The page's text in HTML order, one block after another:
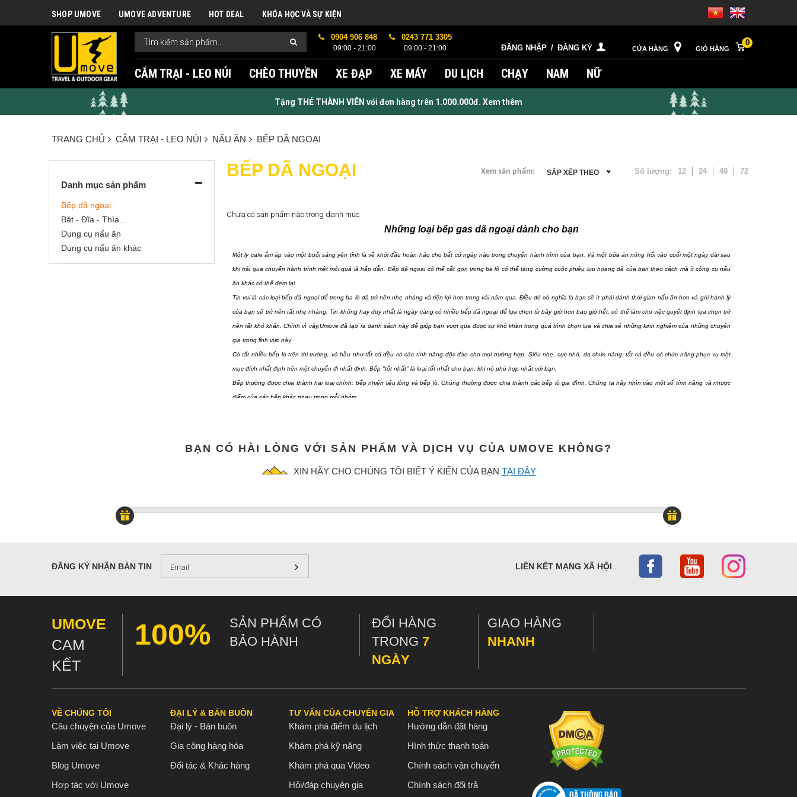
SHOP UMOVE UMOVE ADVENTURE HOT DEAL KHÓA HỌC VÀ SỰ KIỆN
0904 906 848
09:00 - 21:00
0243 771 3305
09:00 - 21:00 ĐĂNG NHẬP / ĐĂNG KÝ CỬA HÀNG GIỎ HÀNG
0
CẮM TRẠI - LEO NÚI CHÈO THUYỀN XE ĐẠP XE MÁY DU LỊCH CHẠY NAM NỮ
Tặng THẺ THÀNH VIÊN với đơn hàng trên 1.000.000đ. Xem thêm
TRANG CHỦ CẮM TRẠI - LEO NÚI NẤU ĂN BẾP DÃ NGOẠI
Danh mục sản phẩm
Bếp dã ngoại
Bát - Đĩa - Thìa...
Dụng cụ nấu ăn
Dụng cụ nấu ăn khác
BẾP DÃ NGOẠI Số lượng: 12 24 48 72
Xem sản phẩm: SẮP XẾP THEO
Chưa có sản phẩm nào trong danh mục
Những loại bếp gas dã ngoại dành cho bạn
Một ly cafe ấm áp vào một buổi sáng yên tĩnh là về khởi đầu hoàn hảo cho bất cứ ngày nào trong chuyến hành trình của bạn. Và một bữa ăn nóng hổi vào cuối một ngày dài sau
khi trải qua chuyến hành trình mệt mỏi quả là hấp dẫn. Bếp dã ngoại có thể cất gọn trong ba lô có thể tăng cường cuộc phiêu lưu hoang dã của bạn theo cách mà ít công cụ nấu
ăn khác có thể đem lại.
Tin vui là các loại bếp dã ngoại để trong ba lô đã trở nên nhẹ nhàng và tiện lợi hơn trong vài năm qua. Điều đó có nghĩa là bạn sẽ ít phải dành thời gian nấu ăn hơn và gói hành lý
của bạn sẽ trở nên rất nhẹ nhàng. Tin không hay duy nhất là ngày càng có nhiều bếp dã ngoại để lựa chọn từ bây giờ hơn bao giờ hết, có thể làm cho việc quyết định lựa chọn trở
nên rất khó khăn. Chính vì vậy,Umove đã tạo ra danh sách này để giúp bạn vượt qua được sự khó khăn trong quá trình chọn lựa và chia sẻ những kinh nghiệm của những chuyên
gia trong lĩnh vực này.
Có rất nhiều bếp lò trên thị trường, và hầu như tất cả đều có các tính năng độc đáo cho mọi trường hợp. Siêu nhẹ, cực nhỏ, đa chức năng: tất cả đều có chức năng phục vụ một
mục đích nhất định trên một chuyến đi nhất định. Bếp "tốt nhất" là loại tốt nhất cho bạn, khi nó phù hợp nhất với bạn.
Bếp thường được chia thành hai loại chính: bếp nhiên liệu lỏng và bếp lò. Chúng thường được chia thành các bếp lò gia đình. Chúng ta hãy nhìn vào một số tính năng và nhược
điểm của các bếp khác nhau trong mỗi nhóm.
bếp lò đốt nhiên liệu rắn, bếp củi…. bếp dã ngoại là một trong số những lựa chọn phổ biến nhất. Trong bài viết này, Umove sẽ thảo luận các ưu và nhược điểm của từng loại và giải
- Bếp du lịch có nhiều loại giá cả. Một số có giá rẻ và dễ dàng để mang trong chuyến du lịch một mình. Những mẫu khác có thể có giá khá cao, nhưng thường cung cấp nhiều
tiêu nhiều hơn một chút nếu bạn có kế hoạch sử dụng trong nhiều năm.
- Trọng lượng sẽ khác nhau giữa các loại bếp khác nhau. Đầu đốt năng lượng lớn có thể nặng đến vài cân chưa tính các thiết bị đi kèm, ngược lại có những loại chỉ vài
Kiểm soát sôi- Nếu bạn muốn có khả năng nấu các món ăn phức tạp hơn, chắc chắn bạn sẽ muốn có một bếp lò với khả năng kiểm soát sôi. Một số bếp ga và bếp ga lỏng có tính
Bếp nhóm- Nếu bạn định đi du lịch theo nhóm, bạn nên có ít nhất một bếp nhỏ cho hai người. Bếp nhẹ rất tiện lợi cho những trường hợp này nhưng nó không cho mọi người điều
kiện để nấu nướng riêng nếu muốn. Bếp nhóm thì ít phải chờ đợi,tiết kiệm thời gian chờ bữa tối, đặc biệt là vào cuối ngày sau chuyến đi dài. Nếu bạn có kế hoạch nấu một bữa ăn
Bếp mùa đông đưa ra một thách thức khác đối với bếp lò: làm tan tuyết cho nước uống. Điều này có nghĩa là bạn sẽ sử dụng bếp rất nhiều, do đó bạn sẽ cần thêm nhiên liệu và
sẽ nằm yên trên mặt đất. Chậu nhỏ hơn nấu trên bếp lò thẳng đứng sẽ hoạt động tốt, nhưng chúng có xu hướng ít ổn định hơn, vì vậy hãy nấu ăn cẩn thận.
- Bếp dã ngoại rất kị gió. Gió mạnh sẽ làm mất nhiệt trước khi nó tràn vào nồi, làm cho bếp của bạn ít hiệu quả hơn. Một số bếp hoạt động tốt hơn trong điều
kiện gió (bếp lò tích hợp) và một số khác thì hoạt động rất kém (bếp củi, bếp lò, bếp lò nhiên liệu rắn). Vì lý do đó nên sử dụng tấm chắn gió cho hầu hết các bếp du lịch. Một ngoại
lệ cho điều này là bếp lò vì nó có thể gây nguy hiểm cho việc đốt nóng bình xăng. ờng là khá dễ dàng để làm.
bảo an toàn chống cháy rừng khác nhau ở từng nơi, vì vậy hãy kiểm tra các quy định cụ thể trong khu vực của bạn. Trong một số khu vực cấm nghiêm ngặt, việc sử dụng lò đều bị
BẠN CÓ HÀI LÒNG VỚI SẢN PHẨM VÀ DỊCH VỤ CỦA UMOVE KHÔNG?
XIN HÃY CHO CHÚNG TÔI BIẾT Ý KIẾN CỦA BẠN TẠI ĐÂY
ĐĂNG KÝ NHẬN BẢN TIN LIÊN KẾT MẠNG XÃ HỘI
UMOVE
CAM
KẾT
100%
SẢN PHẨM CÓ
BẢO HÀNH
ĐỔI HÀNG
TRONG 7
NGÀY
GIAO HÀNG
NHANH
VỀ CHÚNG TÔI
Câu chuyện của Umove
Làm việc tại Umove
Blog Umove
Hợp tác với Umove
ĐẠI LÝ & BÁN BUÔN
Đại lý - Bán buôn
Gia công hàng hóa
Đối tác & Khác hàng
TƯ VẤN CỦA CHUYÊN GIA
Khám phá điểm du lịch
Khám phá kỹ năng
Khám phá qua Video
Hỏi/đáp chuyên gia
HỖ TRỢ KHÁCH HÀNG
Hướng dẫn đặt hàng
Hình thức thanh toán
Chính sách vận chuyển
Chính sách đổi trả